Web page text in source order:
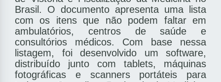
Brasil. O documento apresenta uma lista
com os itens que não podem faltar em
ambulatórios, centros de saúde e
consultórios médicos. Com base nessa
listagem, foi desenvolvido um software,
distribuído junto com tablets, máquinas
fotográ­ficas e scanners portáteis para